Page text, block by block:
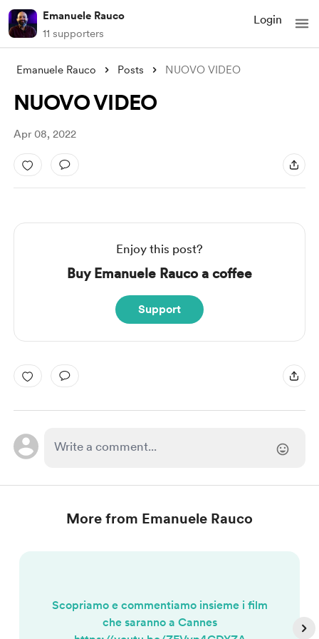
Emanuele Rauco
11 supporters
Login
Emanuele Rauco Posts NUOVO VIDEO
NUOVO VIDEO
Apr 08, 2022
Enjoy this post?
Buy Emanuele Rauco a coffee
Support
More from Emanuele Rauco
Scopriamo e commentiamo insieme i film
che saranno a Cannes